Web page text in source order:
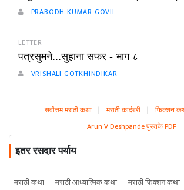
PRABODH KUMAR GOVIL
LETTER
पत्रसुमने...सुहाना सफर - भाग ८
VRISHALI GOTKHINDIKAR
सर्वोत्तम मराठी कथा | मराठी कादंबरी | फिक्शन
Arun V Deshpande पुस्तके PDF
इतर रसदार पर्याय
मराठी कथा मराठी आध्यात्मिक कथा
मराठी फिक्शन कथा